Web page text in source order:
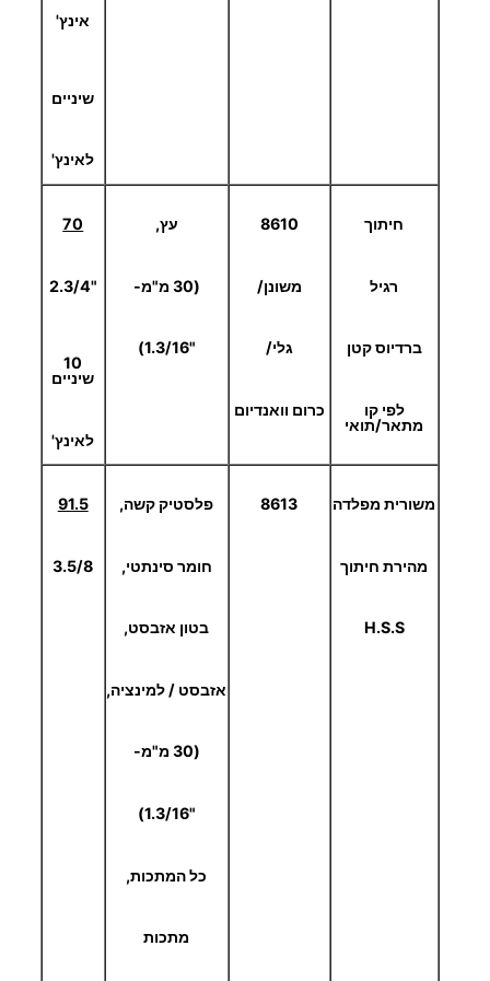
אינץ'
שיניים
לאינץ'
חיתוך
רגיל
ברדיוס קטן
לפי קו
מתאר/תואי
8610
משונן/
גלי/
כרום וואנדיום
עץ,
(30 מ"מ-
"1.3/16)
70
"2.3/4
10
שיניים
לאינץ'
משורית מפלדה
מהירת חיתוך
H.S.S
8613 פלסטיק קשה,
חומר סינתטי,
בטון אזבסט,
אזבסט / למינציה,
(30 מ"מ-
"1.3/16)
כל המתכות,
מתכות
91.5
3.5/8